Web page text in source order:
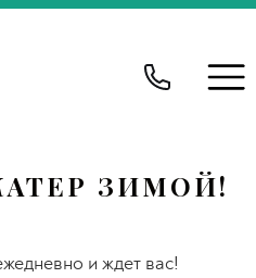
ЗИМОЙ!
и ждет вас!